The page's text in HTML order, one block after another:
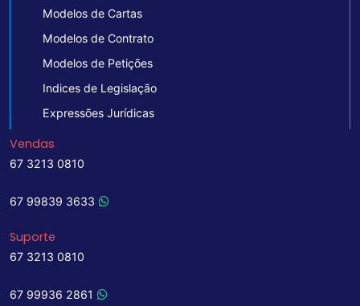
Modelos de Cartas
Modelos de Contrato
Modelos de Petições
Indices de Legislação
Expressões Jurídicas
Vendas
67 3213 0810
67 99839 3633
Suporte
67 3213 0810
67 99936 2861